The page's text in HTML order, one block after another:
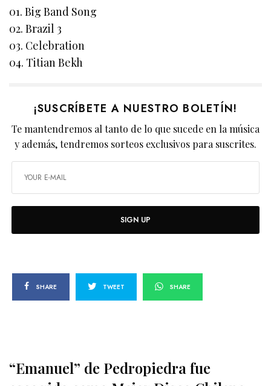
01. Big Band Song
02. Brazil 3
03. Celebration
04. Titian Bekh
¡SUSCRÍBETE A NUESTRO BOLETÍN!
Te mantendremos al tanto de lo que sucede en la música
y además, tendremos sorteos exclusivos para suscrites.
SIGN UP
SHARE TWEET SHARE
“Emanuel” de Pedropiedra fue